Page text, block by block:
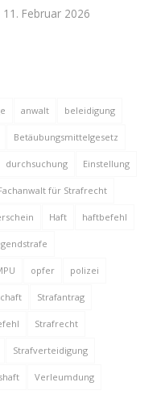
11. Februar 2026
anwalt beleidigung
Betäubungsmittelgesetz
durchsuchung Einstellung
für Strafrecht
Haft haftbefehl
opfer polizei
Strafantrag
Strafrecht
Strafverteidigung
Verleumdung